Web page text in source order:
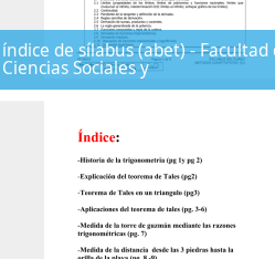
índice de sílabus (abet) - Facultad
Ciencias Sociales y